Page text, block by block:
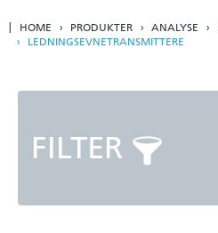
HOME PRODUKTER ANALYSE
LEDNINGSEVNETRANSMITTERE
FILTER